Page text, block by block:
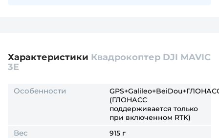
Характеристики Квадрокоптер DJI MAVIC
3E
Особенности
(ГЛОНАСС
поддерживается только
при включенном RTK)
Вес 915 г